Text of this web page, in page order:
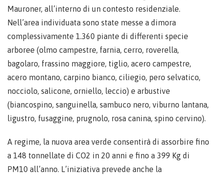
Mauroner, all’interno di un contesto residenziale.
Nell’area individuata sono state messe a dimora
complessivamente 1.360 piante di differenti specie
arboree (olmo campestre, farnia, cerro, roverella,
bagolaro, frassino maggiore, tiglio, acero campestre,
acero montano, carpino bianco, ciliegio, pero selvatico,
nocciolo, salicone, orniello, leccio) e arbustive
(biancospino, sanguinella, sambuco nero, viburno lantana,
ligustro, fusaggine, prugnolo, rosa canina, spino cervino).
A regime, la nuova area verde consentirà di assorbire fino
a 148 tonnellate di CO2 in 20 anni e fino a 399 Kg di
PM10 all’anno. L’iniziativa prevede anche la